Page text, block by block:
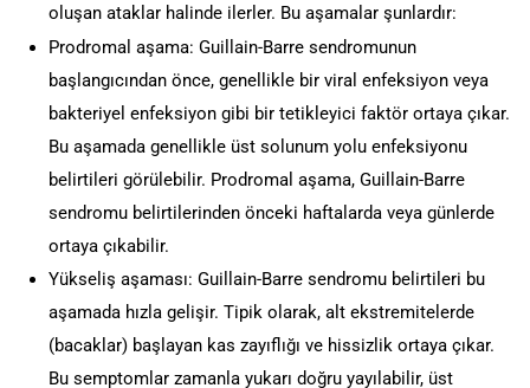
oluşan ataklar halinde ilerler. Bu aşamalar şunlardır:
Prodromal aşama: Guillain-Barre sendromunun
başlangıcından önce, genellikle bir viral enfeksiyon veya
bakteriyel enfeksiyon gibi bir tetikleyici faktör ortaya çıkar.
Bu aşamada genellikle üst solunum yolu enfeksiyonu
belirtileri görülebilir. Prodromal aşama, Guillain-Barre
sendromu belirtilerinden önceki haftalarda veya günlerde
ortaya çıkabilir.
Yükseliş aşaması: Guillain-Barre sendromu belirtileri bu
aşamada hızla gelişir. Tipik olarak, alt ekstremitelerde
(bacaklar) başlayan kas zayıflığı ve hissizlik ortaya çıkar.
Bu semptomlar zamanla yukarı doğru yayılabilir, üst